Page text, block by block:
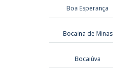
Boa Esperança
Bocaina de Minas
Bocaiúva